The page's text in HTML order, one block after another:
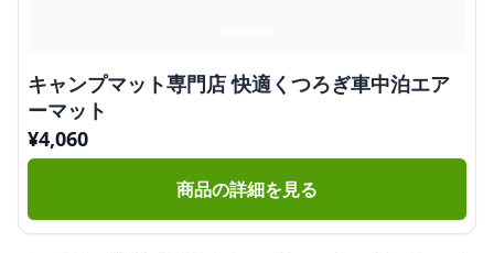
キャンプマット専門店 快適くつろぎ車中泊エア
ーマット
¥4,060
商品の詳細を見る